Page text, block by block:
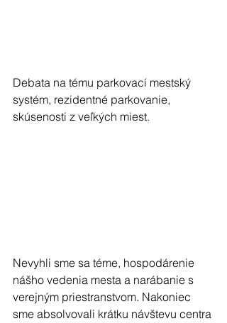
Debata na tému parkovací mestský
systém, rezidentné parkovanie,
skúsenosti z veľkých miest.
Nevyhli sme sa téme, hospodárenie
nášho vedenia mesta a narábanie s
verejným priestranstvom. Nakoniec
sme absolvovali krátku návštevu centra